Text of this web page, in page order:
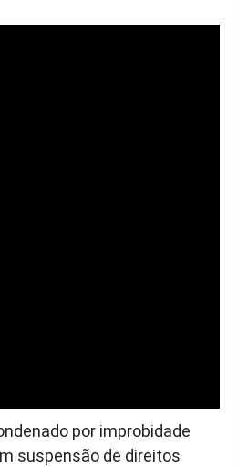
por improbidade
suspensão de direitos